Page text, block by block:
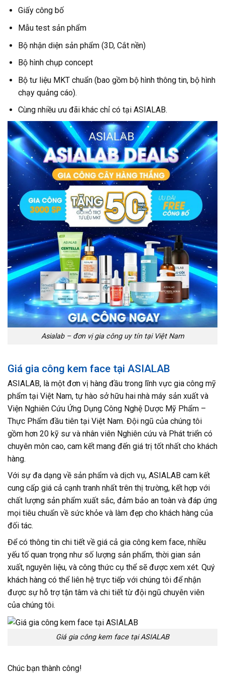
Giấy công bố
Mẫu test sản phẩm
Bộ nhận diện sản phẩm (3D, Cắt nền)
Bộ hình chụp concept
Bộ tư liệu MKT chuẩn (bao gồm bộ hình thông tin, bộ hình
chạy quảng cáo).
Cùng nhiều ưu đãi khác chỉ có tại ASIALAB.
Asialab – đơn vị gia công uy tín tại Việt Nam
Giá gia công kem face tại ASIALAB
ASIALAB, là một đơn vị hàng đầu trong lĩnh vực gia công mỹ
phẩm tại Việt Nam, tự hào sở hữu hai nhà máy sản xuất và
Viện Nghiên Cứu Ứng Dụng Công Nghệ Dược Mỹ Phẩm –
Thực Phẩm đầu tiên tại Việt Nam. Đội ngũ của chúng tôi
gồm hơn 20 kỹ sư và nhân viên Nghiên cứu và Phát triển có
chuyên môn cao, cam kết mang đến giá trị tốt nhất cho khách
hàng.
Với sự đa dạng về sản phẩm và dịch vụ, ASIALAB cam kết
cung cấp giá cả cạnh tranh nhất trên thị trường, kết hợp với
chất lượng sản phẩm xuất sắc, đảm bảo an toàn và đáp ứng
mọi tiêu chuẩn về sức khỏe và làm đẹp cho khách hàng của
đối tác.
Để có thông tin chi tiết về giá cả gia công kem face, nhiều
yếu tố quan trọng như số lượng sản phẩm, thời gian sản
xuất, nguyên liệu, và công thức cụ thể sẽ được xem xét. Quý
khách hàng có thể liên hệ trực tiếp với chúng tôi để nhận
được sự hỗ trợ tận tâm và chi tiết từ đội ngũ chuyên viên
của chúng tôi.
Giá gia công kem face tại ASIALAB
Chúc bạn thành công!